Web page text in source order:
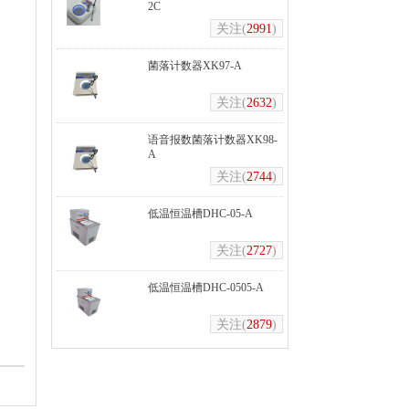
2C
关注(2991)
菌落计数器XK97-A
关注(2632)
语音报数菌落计数器XK98-
A
关注(2744)
低温恒温槽DHC-05-A
关注(2727)
低温恒温槽DHC-0505-A
关注(2879)